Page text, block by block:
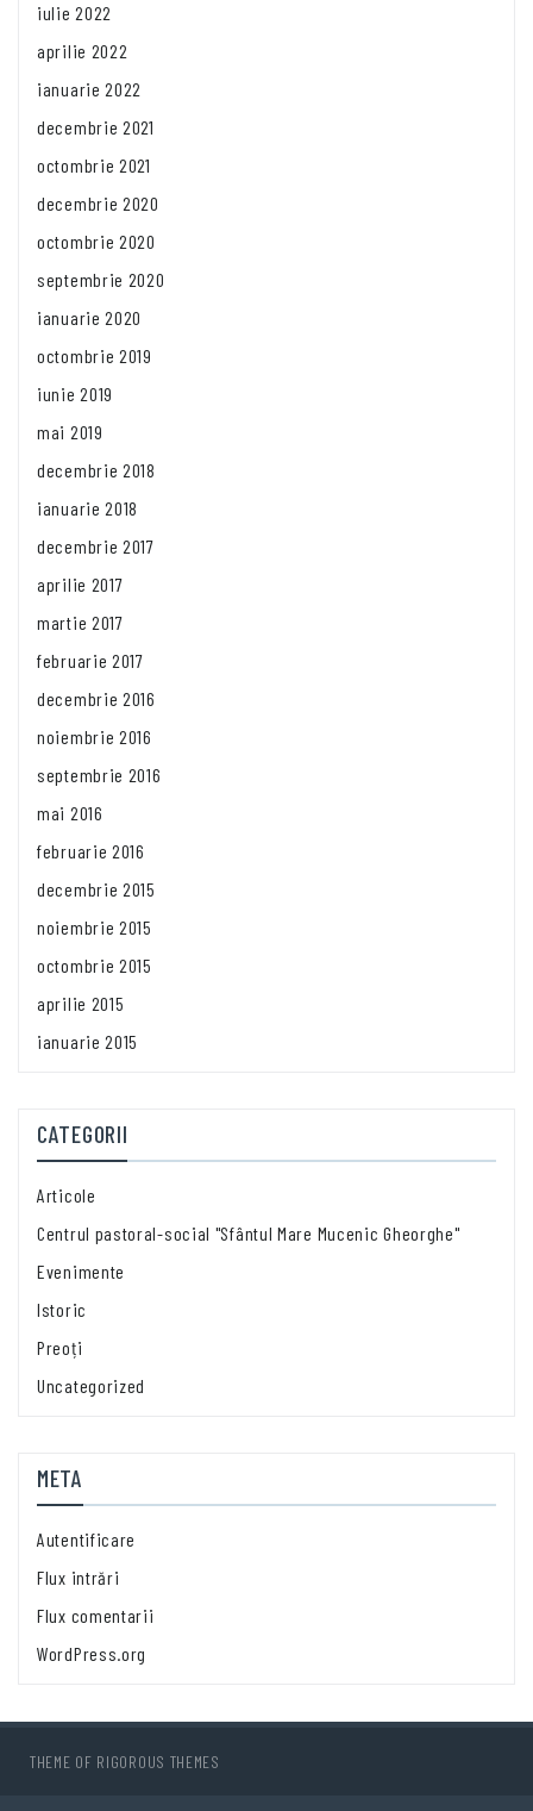
iulie 2022
aprilie 2022
ianuarie 2022
decembrie 2021
octombrie 2021
decembrie 2020
octombrie 2020
septembrie 2020
ianuarie 2020
octombrie 2019
iunie 2019
mai 2019
decembrie 2018
ianuarie 2018
decembrie 2017
aprilie 2017
martie 2017
februarie 2017
decembrie 2016
noiembrie 2016
septembrie 2016
mai 2016
februarie 2016
decembrie 2015
noiembrie 2015
octombrie 2015
aprilie 2015
ianuarie 2015
CATEGORII
Articole
Centrul pastoral-social "Sfântul Mare Mucenic Gheorghe"
Evenimente
Istoric
Preoți
Uncategorized
META
Autentificare
Flux intrări
Flux comentarii
WordPress.org
THEME OF RIGOROUS THEMES